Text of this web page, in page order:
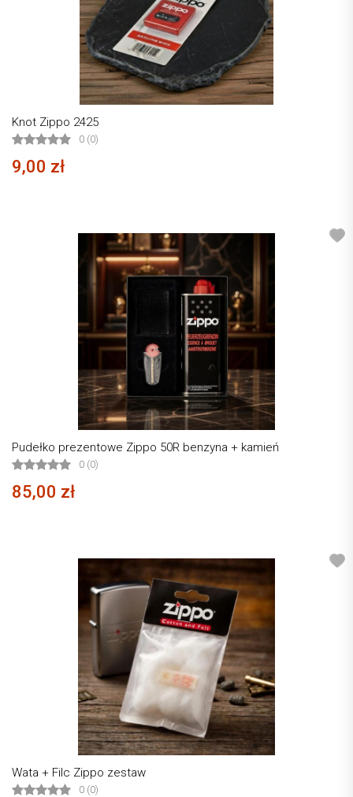
Knot Zippo 2425
0 (0)
9,00 zł
Pudełko prezentowe Zippo 50R benzyna + kamień
0 (0)
85,00 zł
Wata + Filc Zippo zestaw
0 (0)